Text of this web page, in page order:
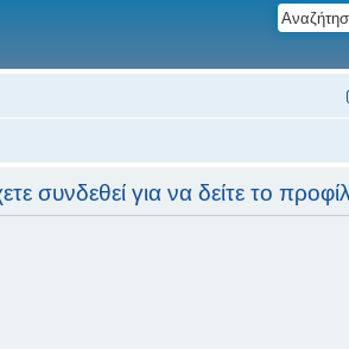
συνδεθεί για να δείτε το